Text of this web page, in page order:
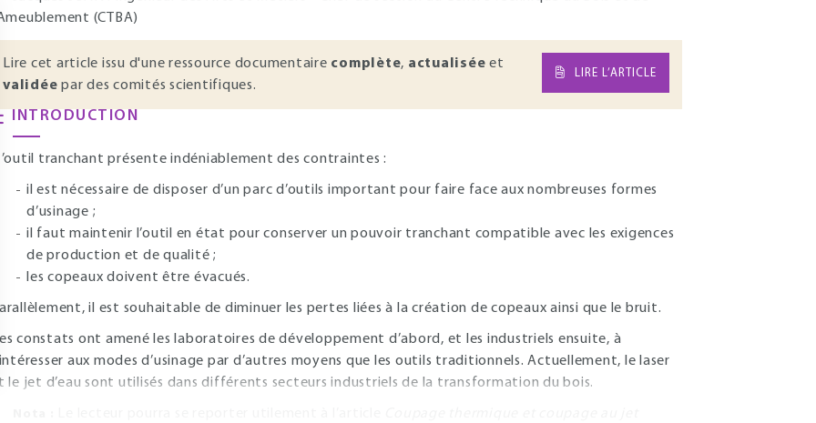
(CTBA)
Lire cet article issu d'une ressource documentaire complète, actualisée et
validée par des comités scientifiques.
LIRE L’ARTICLE
INTRODUCTION
’outil tranchant présente indéniablement des contraintes :
il est nécessaire de disposer d’un parc d’outils important pour faire face aux nombreuses formes
d’usinage ;
il faut maintenir l’outil en état pour conserver un pouvoir tranchant compatible avec les exigences
de production et de qualité ;
les copeaux doivent être évacués.
il est souhaitable de diminuer les pertes liées à la création de copeaux ainsi que le bruit.
constats ont amené les laboratoires de développement d’abord, et les industriels ensuite, à
aux modes d’usinage par d’autres moyens que les outils traditionnels. Actuellement, le laser
le jet d’eau sont utilisés dans différents secteurs industriels de la transformation du bois.